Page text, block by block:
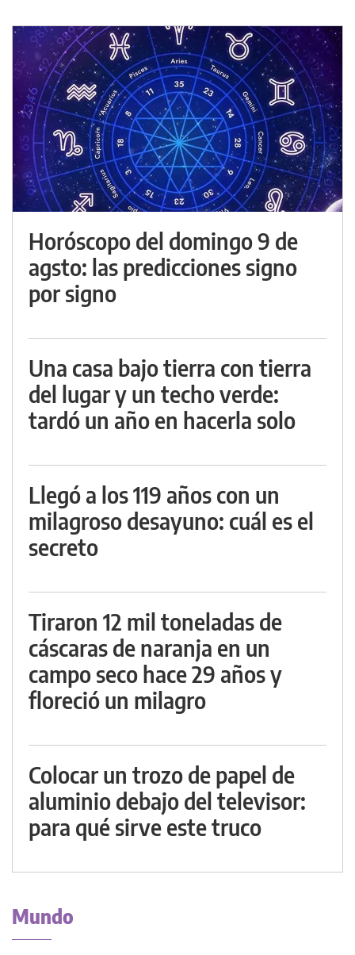
Horóscopo del domingo 9 de
agsto: las predicciones signo
por signo
Una casa bajo tierra con tierra
del lugar y un techo verde:
tardó un año en hacerla solo
Llegó a los 119 años con un
milagroso desayuno: cuál es el
secreto
Tiraron 12 mil toneladas de
cáscaras de naranja en un
campo seco hace 29 años y
floreció un milagro
Colocar un trozo de papel de
aluminio debajo del televisor:
para qué sirve este truco
Mundo